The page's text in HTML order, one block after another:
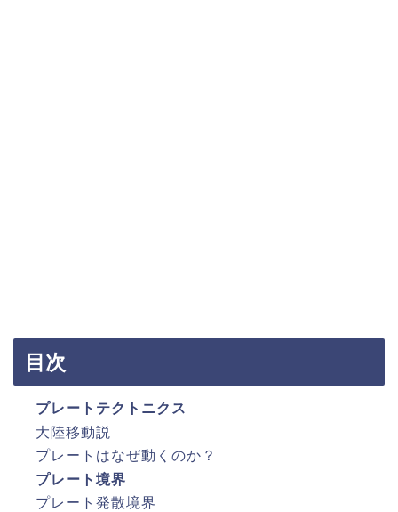
目次
プレートテクトニクス
大陸移動説
プレートはなぜ動くのか？
プレート境界
プレート発散境界